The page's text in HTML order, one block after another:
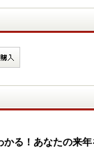
る！あなたの来年